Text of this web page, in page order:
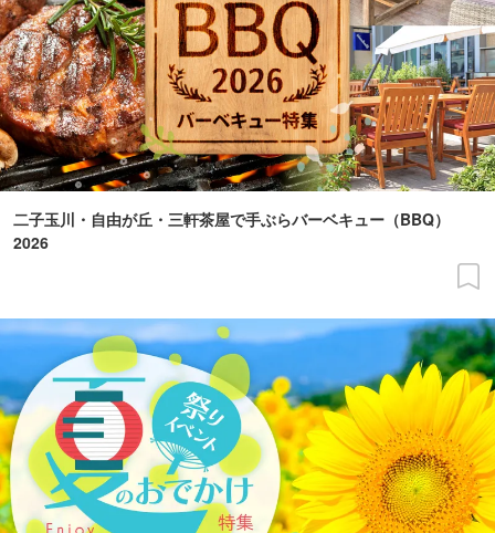
二子玉川・自由が丘・三軒茶屋で手ぶらバーベキュー（BBQ）
2026